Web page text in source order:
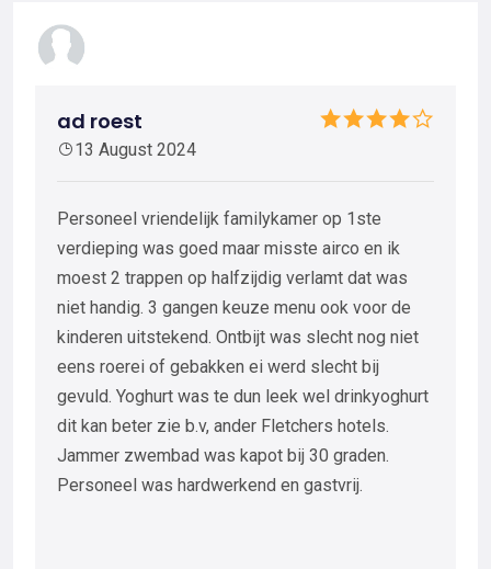
ad roest
13 August 2024
Personeel vriendelijk familykamer op 1ste
verdieping was goed maar misste airco en ik
moest 2 trappen op halfzijdig verlamt dat was
niet handig. 3 gangen keuze menu ook voor de
kinderen uitstekend. Ontbijt was slecht nog niet
eens roerei of gebakken ei werd slecht bij
gevuld. Yoghurt was te dun leek wel drinkyoghurt
dit kan beter zie b.v, ander Fletchers hotels.
Jammer zwembad was kapot bij 30 graden.
Personeel was hardwerkend en gastvrij.